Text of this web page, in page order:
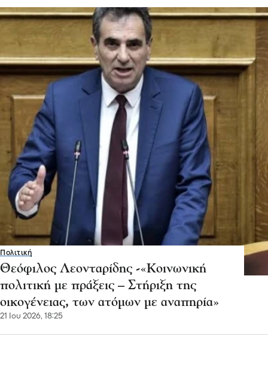
Πολιτική
Θεόφιλος Λεονταρίδης -«Κοινωνική
πολιτική με πράξεις – Στήριξη της
οικογένειας, των ατόμων με αναπηρία»
21 Ιου 2026, 18:25